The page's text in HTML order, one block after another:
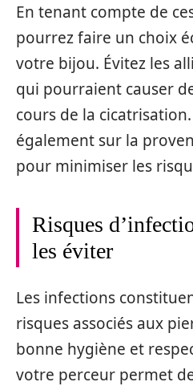
En tenant compte de
pourrez faire un choix
votre bijou. Évitez les
qui pourraient causer
cours de la
également sur la
pour minimiser les
Risques
les éviter
Les infections
risques associés aux
bonne hygiène et
votre perceur permet